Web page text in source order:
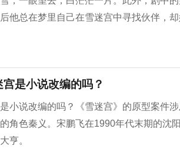
他总在梦里自己在雪迷宫中寻找伙伴，
宫是小说改编的吗？
小说改编的吗？‌《雪迷宫》的原型案件
角色‌秦义。宋鹏飞在1990年代末期的沈
亨。